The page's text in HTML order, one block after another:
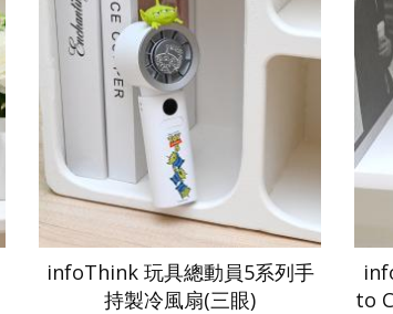
infoThink 玩具總動員5系列手
持製冷風扇(三眼)
to